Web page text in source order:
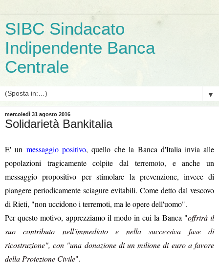
SIBC Sindacato
Indipendente Banca
Centrale
▼
mercoledì 31 agosto 2016
Solidarietà Bankitalia
E' unmessaggio positivo, quello che la Banca d'Italia invia alle
popolazioni tragicamente colpite dal terremoto, e anche un
messaggio propositivo per stimolare la prevenzione, invece di
piangere periodicamente sciagure evitabili. Come detto dal vescovo
di Rieti, "non uccidono i terremoti, ma le opere dell'uomo".
Per questo motivo, apprezziamo il modo in cui la Banca "offrirà il
suo contributo nell'immediato e nella successiva fase di
ricostruzione", con "una donazione di un milione di euro a favore
della Protezione Civile".